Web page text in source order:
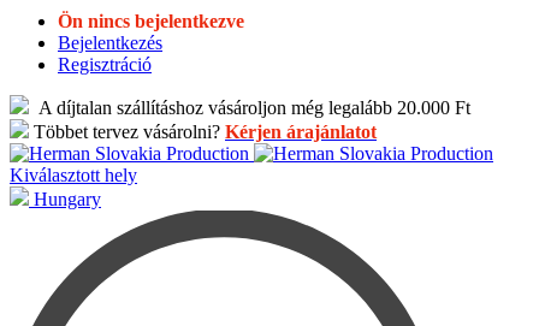
Ön nincs bejelentkezve
Bejelentkezés
Regisztráció
A díjtalan szállításhoz vásároljon még legalább 20.000 Ft
Többet tervez vásárolni? Kérjen árajánlatot
Kiválasztott hely
Hungary